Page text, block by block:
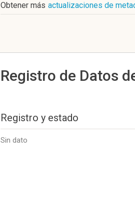
Obtener más actualizaciones de
Registro de Datos
Registro y estado
Sin dato